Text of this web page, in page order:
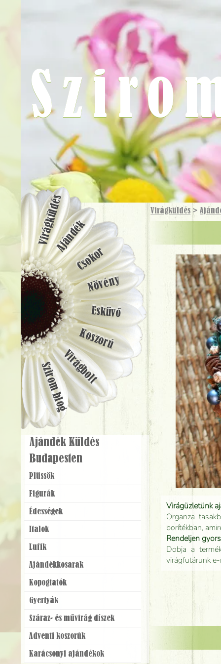
Virágküldés >
Virágüzletünk
Organza
borítékban,
Rendeljen
Dobja a
virágfutárunk
VirágküldésAjándék
Csokor
Növény
Esküvő
Koszorú
Virágbolt
Szirom blog
Ajándék Küldés
Budapesten
Plüssök
Figurák
Édességek
Italok
Lufik
Ajándék­kosarak
Kopogtatók
Gyertyák
Száraz- és művirág díszek
Adventi koszorúk
Karácsonyi ajándékok